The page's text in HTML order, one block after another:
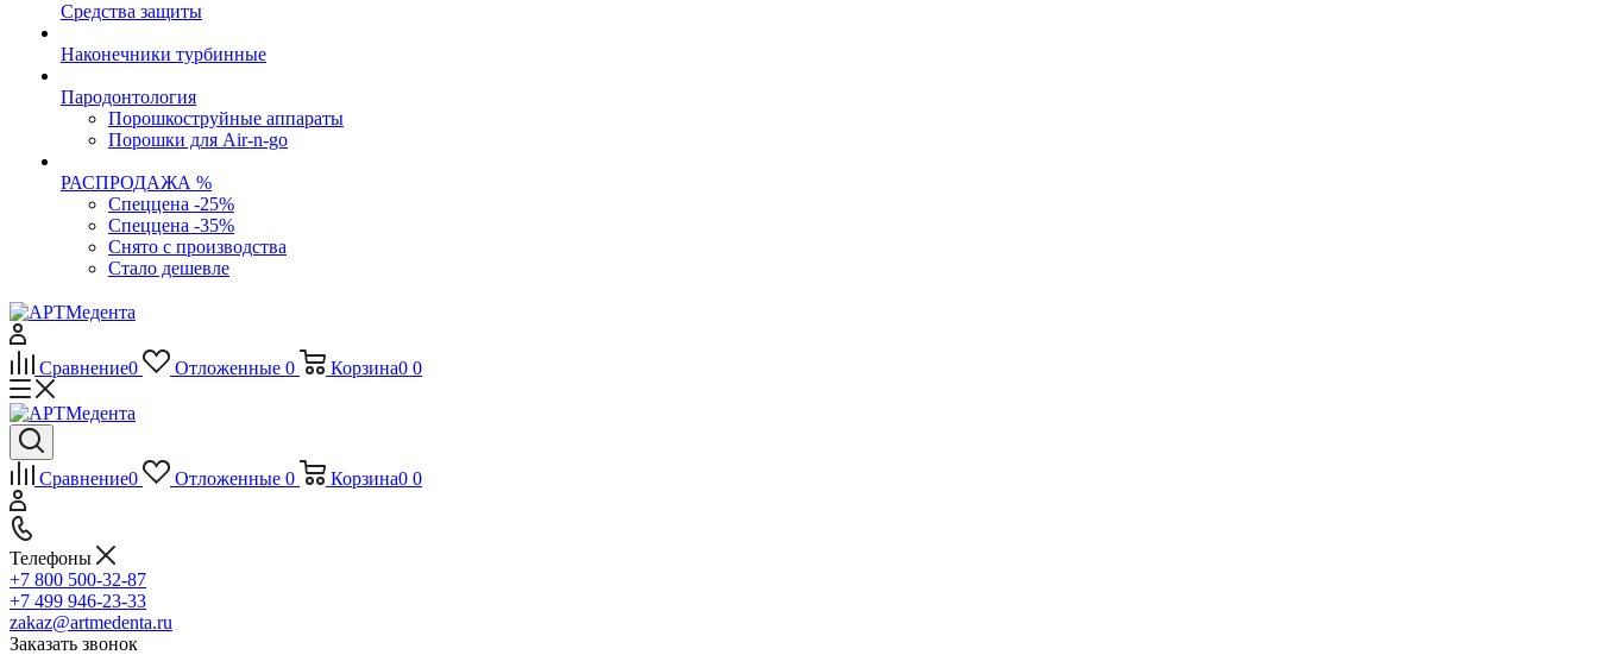
Средства защиты
Наконечники турбинные
Пародонтология
Порошкоструйные аппараты
Порошки для Air-n-go
РАСПРОДАЖА %
Спеццена -25%
Спеццена -35%
Снято с производства
Стало дешевле
Сравнение0 Отложенные 0 Корзина0 0
Сравнение0 Отложенные 0 Корзина0 0
Телефоны
+7 800 500-32-87
+7 499 946-23-33
zakaz@artmedenta.ru
Заказать звонок